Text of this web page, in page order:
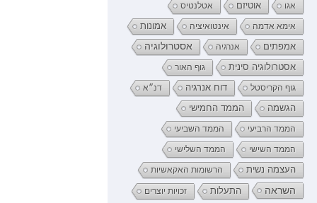
אגו אוטיזם אטלנטיס
אימא אדמה אינטואיציה אמונות
אמפתים אנרגיה אסטרולוגיה
אסטרולוגיה סינית גוף האור
גוף הקריסטל דוח אנרגיה דנ״א
הגשמה הממד החמישי
הממד הרביעי הממד השביעי
הממד השישי הממד השלישי
העצמה נשית הרשומות האקאשיות
השראה התעלות זכויות יוצרים